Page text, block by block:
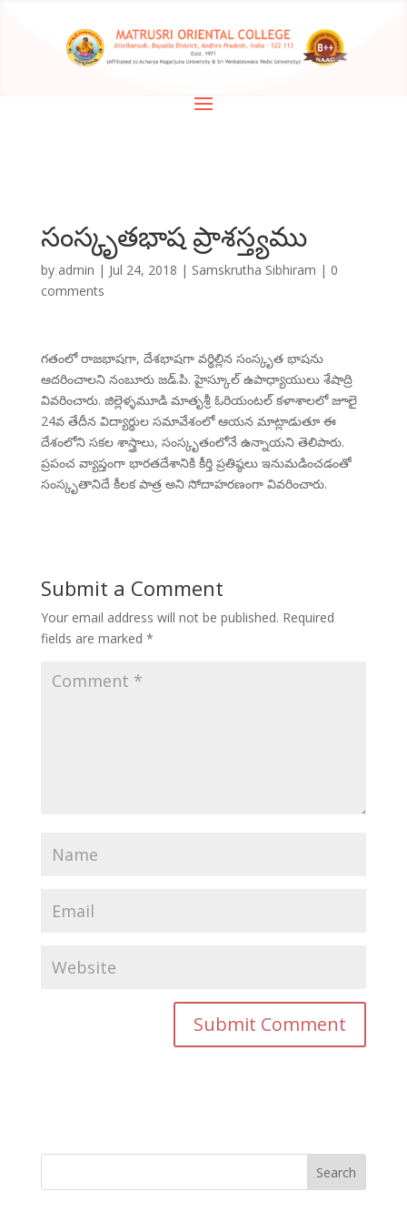
సంస్కృతభాష ప్రాశస్త్యము
by admin | Jul 24, 2018 | Samskrutha Sibhiram | 0
comments
గతంలో రాజభాషగా, దేశభాషగా వర్థిల్లిన సంస్కృత భాషను
ఆదరించాలని నంబూరు జడ్.పి. హైస్కూల్ ఉపాధ్యాయులు శేషాద్రి
వివరించారు. జిల్లెళ్ళమూడి మాతృశ్రీ ఓరియంటల్ కళాశాలలో జూలై
24వ తేదీన విద్యార్థుల సమావేశంలో ఆయన మాట్లాడుతూ ఈ
దేశంలోని సకల శాస్త్రాలు, సంస్కృతంలోనే ఉన్నాయని తెలిపారు.
ప్రపంచ వ్యాప్తంగా భారతదేశానికి కీర్తి ప్రతిష్ఠలు ఇనుమడించడంతో
సంస్కృతానిదే కీలక పాత్ర అని సోదాహరణంగా వివరించారు.
Submit a Comment
Your email address will not be published. Required
fields are marked *
Search